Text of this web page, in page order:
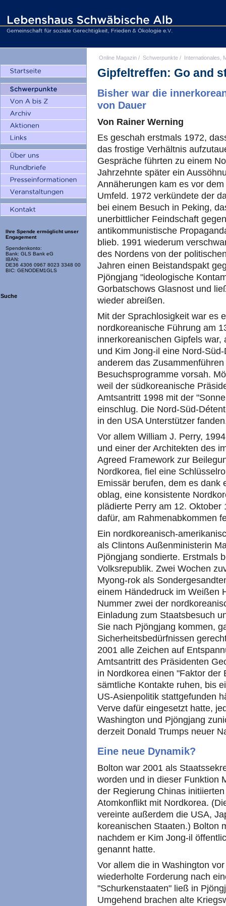
Ihre Spende ermöglicht unser
Engagement
Spendenkonto:
Bank: GLS Bank eG
IBAN:
DE36 4306 0967 8023 3348 00
BIC: GENODEM1GLS
Suche
Online Magazin / Schwerpunkte / Internationales,
Gipfeltreffen: Go and
Bisher war die
von Dauer
Von Rainer Werning
Es geschah erstmals 1972,
das frostige Verhältnis
Gespräche führten zu einem
Jahrzehnte später ein
Annäherungen kam es vor
Umfeld. 1972 verkündete der
bei einem Besuch in Peking,
unerbittlicher Feindschaft
antikommunistische
blieb. 1991 wiederum
des Nordens von der
Jahren einen Beistandspakt
Pjöngjang "ideologische
Gorbatschows Glasnost und
wieder abreißen.
Mit der Sprachlosigkeit war es
nordkoreanische Führung am
innerkoreanischen Gipfels
und Kim Jong-il eine Nord-
anderem das
Besuchsprogramme vorsah.
weil der südkoreanische
Amtsantritt 1998 mit der
einschlug. Die Nord-Süd-
in den USA Unterstützer
Vor allem William J. Perry,
und einer der Architekten des
Agreed Framework zur
Nordkorea, fiel eine
Emissär berufen, dem es dank
oblag, eine konsistente
plädierte Perry am 12.
dafür, am Rahmenabkommen
Ein nordkoreanisch-
als Clintons Außenministerin
Pjöngjang sondierte. Erstmals
Volksrepublik. Zwei Wochen
Myong-rok als
einem Händedruck im Weißen
Nummer zwei der
Einladung zum Staatsbesuch
Sie nach Pjöngjang kommen,
Sicherheitsbedürfnissen
2001 alle Zeichen auf
Amtsantritt des Präsidenten
in Nordkorea einen "Faktor
sämtliche Kontakte ruhen, bis
US-Asienpolitik stattgefunden
Verve dafür eingesetzt hatte,
Washington und Pjöngjang
derzeit Donald Trumps neuer
Eine neue Dynamik?
Bolton war 2001 als
worden und in dieser Funktion
der Regierung Chinas
Atomkonflikt mit Nordkorea.
vereinte außerdem die USA,
koreanischen Staaten.) Bolton
nachdem er Kim Jong-il
genannt hatte.
Vor allem die in Washington
wiederholte Forderung nach
"Schurkenstaaten" ließ in
Umgehend brachen alte